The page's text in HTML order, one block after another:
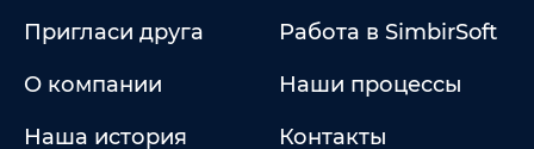
Пригласи друга
Работа в SimbirSoft
О компании
Наши процессы
Наша история
Контакты